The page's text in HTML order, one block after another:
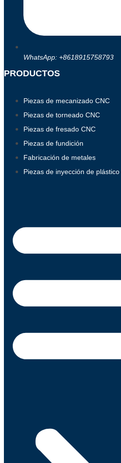
WhatsApp: +8618915758793
PRODUCTOS
Piezas de mecanizado CNC
Piezas de torneado CNC
Piezas de fresado CNC
Piezas de fundición
Fabricación de metales
Piezas de inyección de plástico